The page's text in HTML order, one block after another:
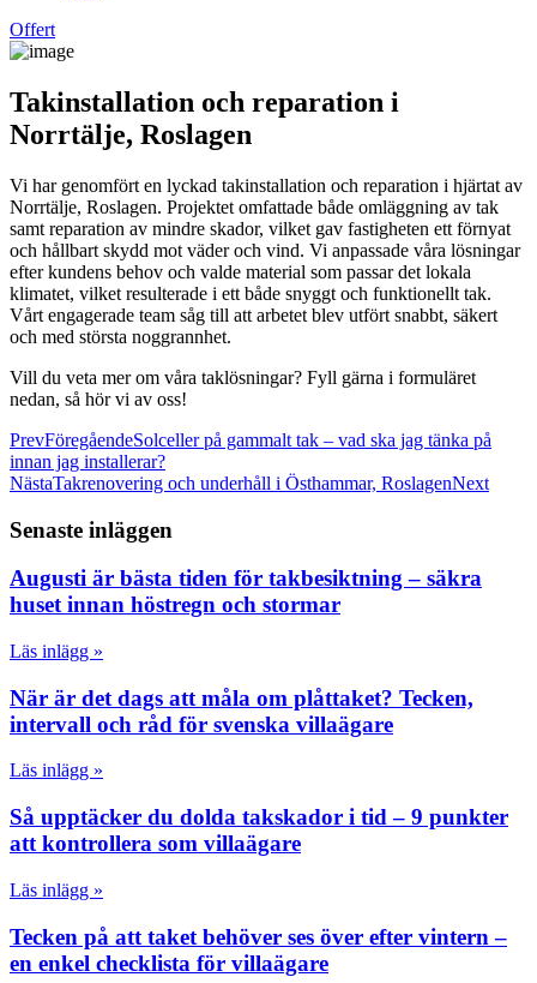
Offert
Takinstallation och reparation i
Norrtälje, Roslagen
Vi har genomfört en lyckad takinstallation och reparation i hjärtat av
Norrtälje, Roslagen. Projektet omfattade både omläggning av tak
samt reparation av mindre skador, vilket gav fastigheten ett förnyat
och hållbart skydd mot väder och vind. Vi anpassade våra lösningar
efter kundens behov och valde material som passar det lokala
klimatet, vilket resulterade i ett både snyggt och funktionellt tak.
Vårt engagerade team såg till att arbetet blev utfört snabbt, säkert
och med största noggrannhet.
Vill du veta mer om våra taklösningar? Fyll gärna i formuläret
nedan, så hör vi av oss!
PrevFöregåendeSolceller på gammalt tak – vad ska jag tänka på
innan jag installerar?
NästaTakrenovering och underhåll i Östhammar, RoslagenNext
Senaste inläggen
Augusti är bästa tiden för takbesiktning – säkra
huset innan höstregn och stormar
Läs inlägg »
När är det dags att måla om plåttaket? Tecken,
intervall och råd för svenska villaägare
Läs inlägg »
Så upptäcker du dolda takskador i tid – 9 punkter
att kontrollera som villaägare
Läs inlägg »
Tecken på att taket behöver ses över efter vintern –
en enkel checklista för villaägare